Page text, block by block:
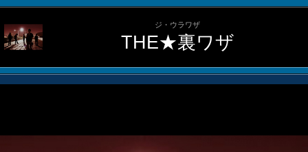
ジ・ウラワザ
THE★裏ワザ